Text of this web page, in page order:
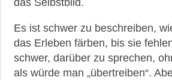
das Selbstbild.
Es ist schwer zu beschreiben,
das Erleben färben, bis sie
schwer, darüber zu sprechen,
als würde man „übertreiben“.